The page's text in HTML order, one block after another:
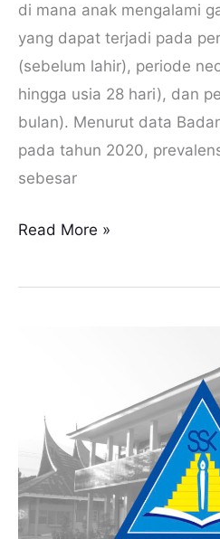
di mana anak mengalami
yang dapat terjadi pada
(sebelum lahir), periode
hingga usia 28 hari), dan
bulan). Menurut data
pada tahun 2020,
sebesar
Read More »
Kependudukan